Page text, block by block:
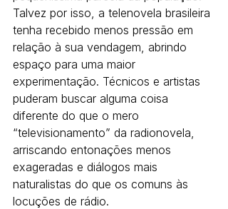
Talvez por isso, a telenovela brasileira
tenha recebido menos pressão em
relação à sua vendagem, abrindo
espaço para uma maior
experimentação. Técnicos e artistas
puderam buscar alguma coisa
diferente do que o mero
“televisionamento” da radionovela,
arriscando entonações menos
exageradas e diálogos mais
naturalistas do que os comuns às
locuções de rádio.